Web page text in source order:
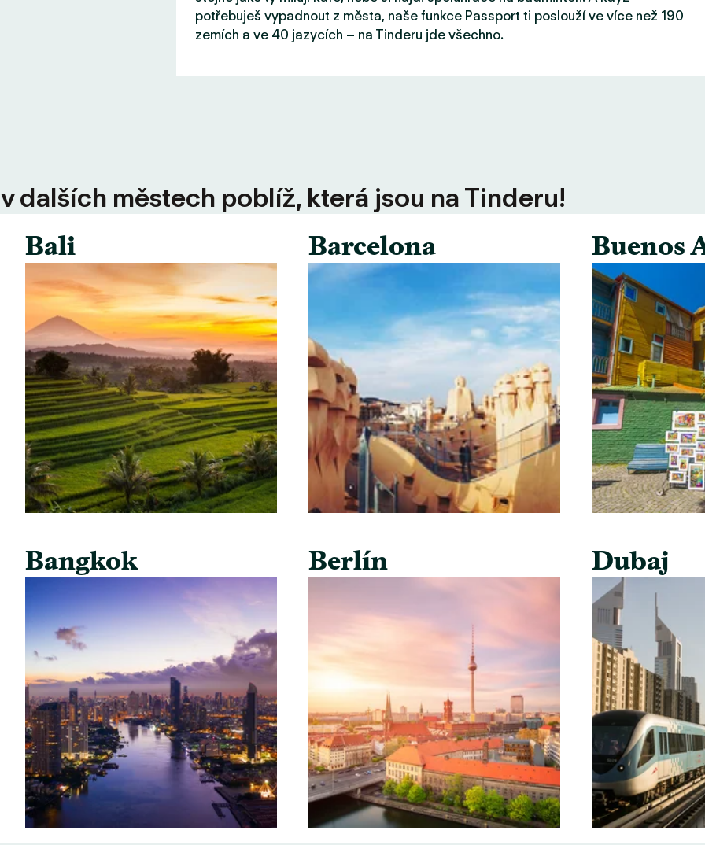
potřebuješ vypadnout z města, naše funkce Passport ti poslouží ve více než 190
zemích a ve 40 jazycích – na Tinderu jde všechno.
dalších městech poblíž, která jsou na Tinderu!
Bali
Bangkok
Barcelona
Berlín
Buenos
Dubaj